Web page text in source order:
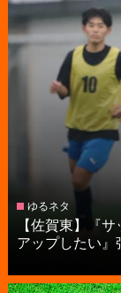
ゆるネタ
【佐賀東】『
アップしたい』